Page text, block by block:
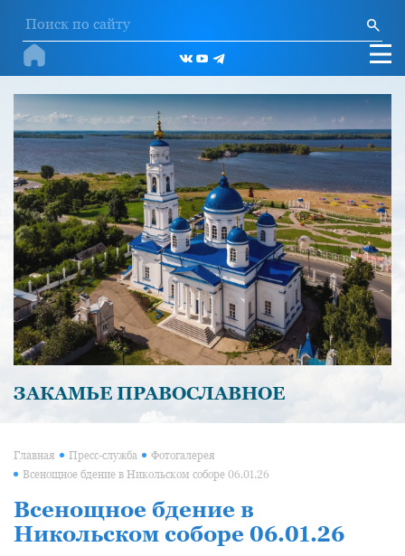
ЗАКАМЬЕ ПРАВОСЛАВНОЕ
Главная Пресс-служба
Фотогалерея
Всенощное бдение в Никольском соборе 06.01.26
Всенощное бдение в
Никольском соборе 06.01.26